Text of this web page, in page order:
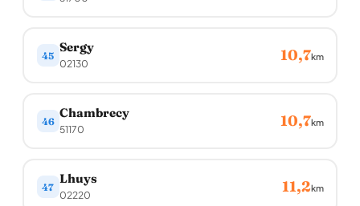
45
Sergy
02130 10,7km
46
Chambrecy
51170 10,7km
47
Lhuys
02220 11,2km